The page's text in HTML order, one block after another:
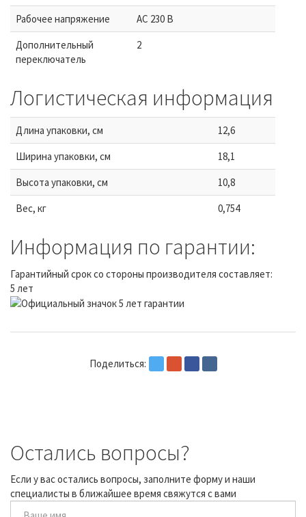
Рабочее напряжение
AC 230 В
Дополнительный
переключатель
2
Логистическая информация
Длина упаковки, см
12,6
Ширина упаковки, см
18,1
Высота упаковки, см
10,8
Вес, кг
0,754
Информация по гарантии:
Гарантийный срок со стороны производителя составляет:
5 лет
Поделиться:
Остались вопросы?
Если у вас остались вопросы, заполните форму и наши
специалисты в ближайшее время свяжутся с вами